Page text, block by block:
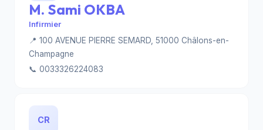
M. Sami OKBA
Infirmier
📍 100 AVENUE PIERRE SEMARD, 51000 Châlons-en-
Champagne
📞 0033326224083
CR